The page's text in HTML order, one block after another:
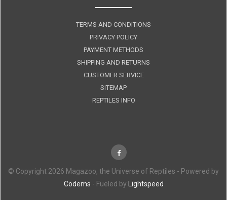
TERMS AND CONDITIONS
PRIVACY POLICY
PAYMENT METHODS
SHIPPING AND RETURNS
CUSTOMER SERVICE
SITEMAP
REPTILES INFO
© Copyright 2026 Magazoo, the Universe of Reptiles - Powered by
Codems - Fueled by Lightspeed